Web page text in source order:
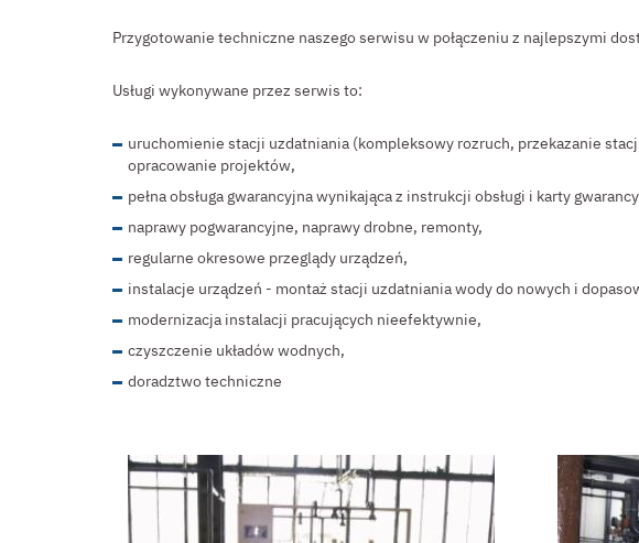
Przygotowanie techniczne naszego serwisu w połączeniu z najlepszymi
Usługi wykonywane przez serwis to:
uruchomienie stacji uzdatniania (kompleksowy rozruch, przekazanie
opracowanie projektów,
pełna obsługa gwarancyjna wynikająca z instrukcji obsługi i karty
naprawy pogwarancyjne, naprawy drobne, remonty,
regularne okresowe przeglądy urządzeń,
instalacje urządzeń - montaż stacji uzdatniania wody do nowych i
modernizacja instalacji pracujących nieefektywnie,
czyszczenie układów wodnych,
doradztwo techniczne